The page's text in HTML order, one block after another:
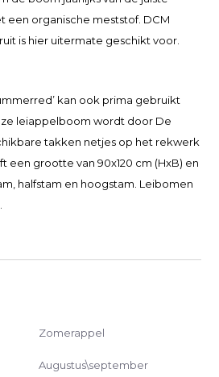
een organische meststof. DCM
is hier uitermate geschikt voor.
kan ook prima gebruikt
leiappelboom wordt door De
takken netjes op het rekwerk
een grootte van 90x120 cm (HxB) en
halfstam en hoogstam. Leibomen
Zomerappel
Augustus\september